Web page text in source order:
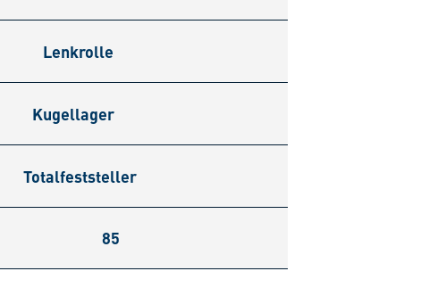
Lenkrolle
Kugellager
Totalfeststeller
85